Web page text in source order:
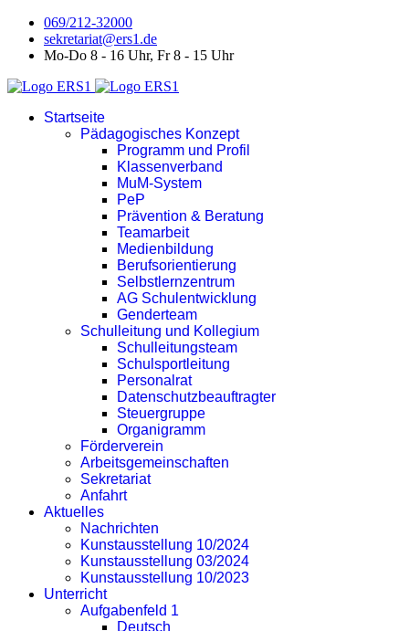
069/212-32000
sekretariat@ers1.de
Mo-Do 8 - 16 Uhr, Fr 8 - 15 Uhr
Startseite
Pädagogisches Konzept
Programm und Profil
Klassenverband
MuM-System
PeP
Prävention & Beratung
Teamarbeit
Medienbildung
Berufsorientierung
Selbstlernzentrum
AG Schulentwicklung
Genderteam
Schulleitung und Kollegium
Schulleitungsteam
Schulsportleitung
Personalrat
Datenschutzbeauftragter
Steuergruppe
Organigramm
Förderverein
Arbeitsgemeinschaften
Sekretariat
Anfahrt
Aktuelles
Nachrichten
Kunstausstellung 10/2024
Kunstausstellung 03/2024
Kunstausstellung 10/2023
Unterricht
Aufgabenfeld 1
Deutsch